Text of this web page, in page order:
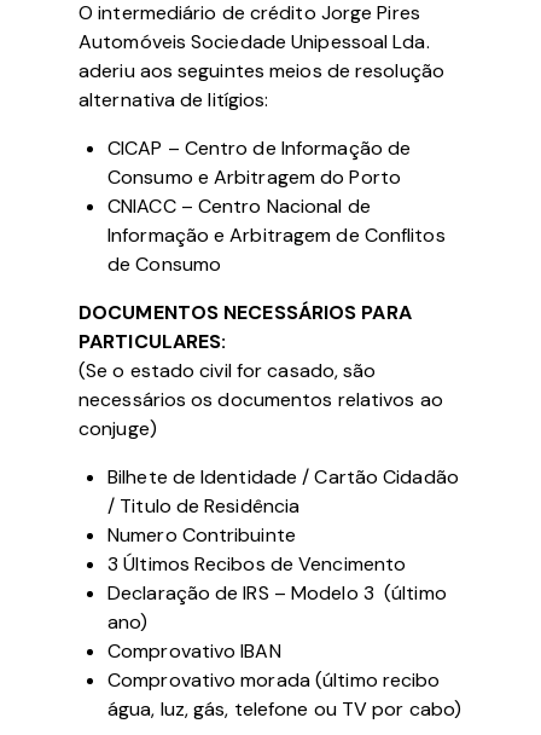
O intermediário de crédito Jorge Pires
Automóveis Sociedade Unipessoal Lda.
aderiu aos seguintes meios de resolução
alternativa de litígios:
CICAP – Centro de Informação de
Consumo e Arbitragem do Porto
CNIACC – Centro Nacional de
Informação e Arbitragem de Conflitos
de Consumo
DOCUMENTOS NECESSÁRIOS PARA
PARTICULARES:
(Se o estado civil for casado, são
necessários os documentos relativos ao
conjuge)
Bilhete de Identidade / Cartão Cidadão
/ Titulo de Residência
Numero Contribuinte
3 Últimos Recibos de Vencimento
Declaração de IRS – Modelo 3 (último
ano)
Comprovativo IBAN
Comprovativo morada (último recibo
água, luz, gás, telefone ou TV por cabo)